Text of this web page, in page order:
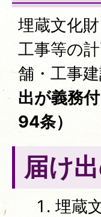
埋蔵文化
工事等の
舗・工事
出が義務
94条）
届け
埋蔵